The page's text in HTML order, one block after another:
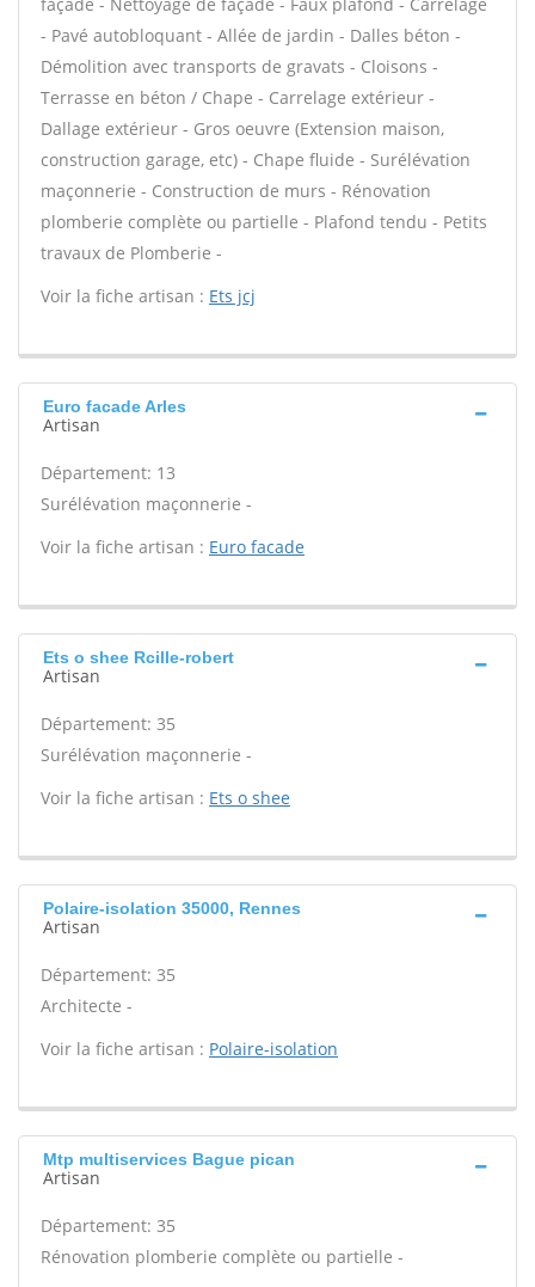
- Pavé autobloquant - Allée de jardin - Dalles béton -
Démolition avec transports de gravats - Cloisons -
Terrasse en béton / Chape - Carrelage extérieur -
Dallage extérieur - Gros oeuvre (Extension maison,
construction garage, etc) - Chape fluide - Surélévation
maçonnerie - Construction de murs - Rénovation
plomberie complète ou partielle - Plafond tendu - Petits
travaux de Plomberie -
Voir la fiche artisan : Ets jcj
Euro facade Arles
Artisan
Département: 13
Surélévation maçonnerie -
Voir la fiche artisan : Euro facade
Ets o shee Rcille-robert
Artisan
Département: 35
Surélévation maçonnerie -
Voir la fiche artisan : Ets o shee
Polaire-isolation 35000, Rennes
Artisan
Département: 35
Architecte -
Voir la fiche artisan : Polaire-isolation
Mtp multiservices Bague pican
Artisan
Département: 35
Rénovation plomberie complète ou partielle -